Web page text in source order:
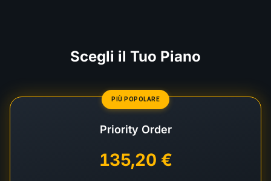
Scegli il Tuo Piano
PIÙ POPOLARE
Priority Order
135,20 €